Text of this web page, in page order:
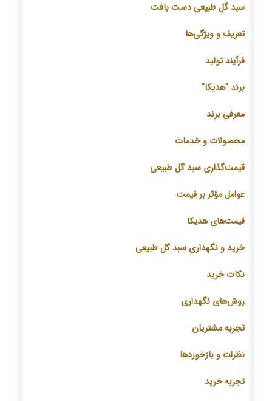
سبد گل طبیعی دست بافت
تعریف و ویژگی‌ها
فرآیند تولید
برند "هدیکا"
معرفی برند
محصولات و خدمات
قیمت‌گذاری سبد گل طبیعی
عوامل مؤثر بر قیمت
قیمت‌های هدیکا
خرید و نگهداری سبد گل طبیعی
نکات خرید
روش‌های نگهداری
تجربه مشتریان
نظرات و بازخوردها
تجربه خرید